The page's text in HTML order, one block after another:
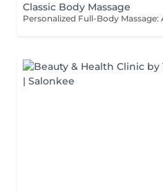
Classic Body Massage